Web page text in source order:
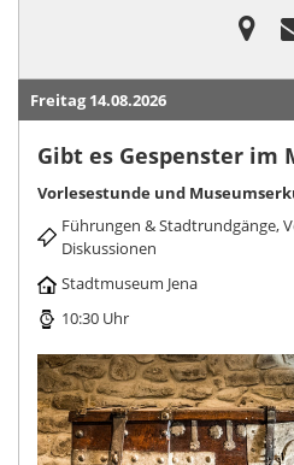
Freitag 14.08.2026
Gibt es Gespenster im
Vorlesestunde und
Führungen & Stadtrundgänge,
Diskussionen
Stadtmuseum Jena
10:30 Uhr